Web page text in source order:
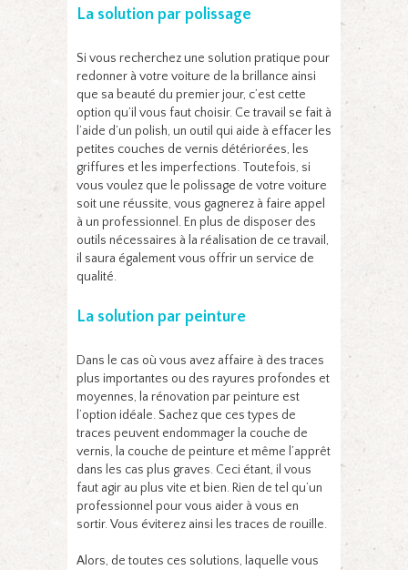
La solution par polissage
Si vous recherchez une solution pratique pour
redonner à votre voiture de la brillance ainsi
que sa beauté du premier jour, c’est cette
option qu’il vous faut choisir. Ce travail se fait à
l’aide d’un polish, un outil qui aide à effacer les
petites couches de vernis détériorées, les
griffures et les imperfections. Toutefois, si
vous voulez que le polissage de votre voiture
soit une réussite, vous gagnerez à faire appel
à un professionnel. En plus de disposer des
outils nécessaires à la réalisation de ce travail,
il saura également vous offrir un service de
qualité.
La solution par peinture
Dans le cas où vous avez affaire à des traces
plus importantes ou des rayures profondes et
moyennes, la rénovation par peinture est
l’option idéale. Sachez que ces types de
traces peuvent endommager la couche de
vernis, la couche de peinture et même l’apprêt
dans les cas plus graves. Ceci étant, il vous
faut agir au plus vite et bien. Rien de tel qu’un
professionnel pour vous aider à vous en
sortir. Vous éviterez ainsi les traces de rouille.
Alors, de toutes ces solutions, laquelle vous